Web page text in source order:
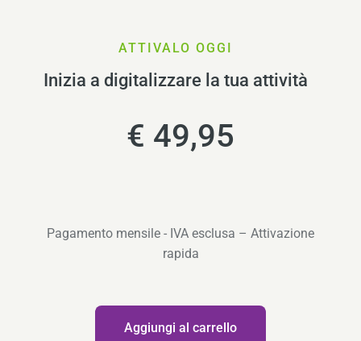
ATTIVALO OGGI
Inizia a digitalizzare la tua attività
€ 49,95
Pagamento mensile - IVA esclusa – Attivazione
rapida
Aggiungi al carrello